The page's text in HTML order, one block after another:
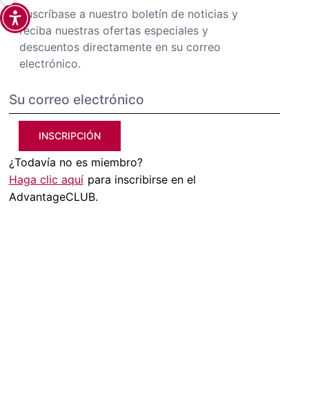
Suscríbase a nuestro boletín de noticias y
reciba nuestras ofertas especiales y
descuentos directamente en su correo
electrónico.
INSCRIPCIÓN
¿Todavía no es miembro?
Haga clic aquí para inscribirse en el
AdvantageCLUB.